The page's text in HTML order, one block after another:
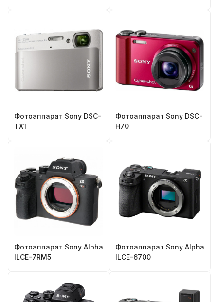
Фотоаппарат Sony DSC-
TX1
Фотоаппарат Sony DSC-
H70
Фотоаппарат Sony Alpha
ILCE-7RM5
Фотоаппарат Sony Alpha
ILCE-6700